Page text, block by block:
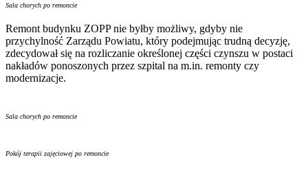
Sala chorych po remoncie
Remont budynku ZOPP nie byłby możliwy, gdyby nie
przychylność Zarządu Powiatu, który podejmując trudną decyzję,
zdecydował się na rozliczanie określonej części czynszu w postaci
nakładów ponoszonych przez szpital na m.in. remonty czy
modernizacje.
Sala chorych po remoncie
Pokój terapii zajęciowej po remoncie